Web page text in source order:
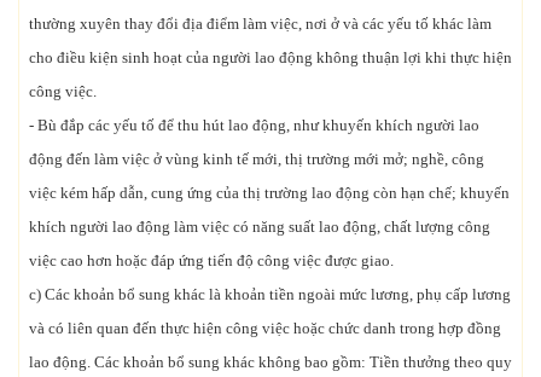
thường xuyên thay đổi địa điểm làm việc, nơi ở và các yếu tố khác làm
cho điều kiện sinh hoạt của người lao động không thuận lợi khi thực hiện
công việc.
- Bù đắp các yếu tố để thu hút lao động, như khuyến khích người lao
động đến làm việc ở vùng kinh tế mới, thị trường mới mở; nghề, công
việc kém hấp dẫn, cung ứng của thị trường lao động còn hạn chế; khuyến
khích người lao động làm việc có năng suất lao động, chất lượng công
việc cao hơn hoặc đáp ứng tiến độ công việc được giao.
c) Các khoản bổ sung khác là khoản tiền ngoài mức lương, phụ cấp lương
và có liên quan đến thực hiện công việc hoặc chức danh trong hợp đồng
lao động. Các khoản bổ sung khác không bao gồm: Tiền thưởng theo quy